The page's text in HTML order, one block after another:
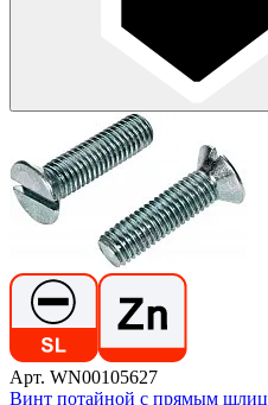
Арт. WN00105627
Винт потайной с прямым